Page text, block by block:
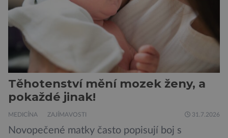
Těhotenství mění mozek ženy, a
pokaždé jinak!
MEDICÍNA ZAJÍMAVOSTI 31.7.2026
Novopečené matky často popisují boj s